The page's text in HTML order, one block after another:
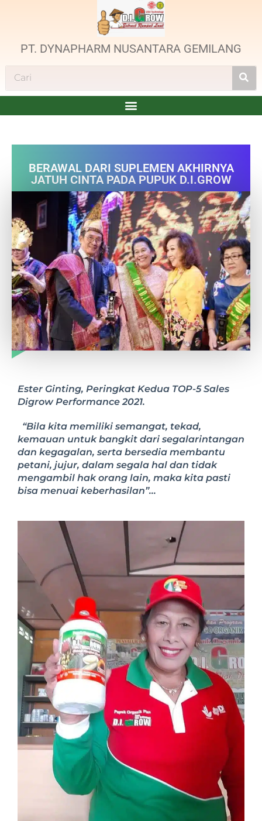
PT. DYNAPHARM NUSANTARA GEMILANG
BERAWAL DARI SUPLEMEN AKHIRNYA
JATUH CINTA PADA PUPUK D.I.GROW
Ester Ginting, Peringkat Kedua TOP-5 Sales
Digrow Performance 2021.
“Bila kita memiliki semangat, tekad,
kemauan untuk bangkit dari segalarintangan
dan kegagalan, serta bersedia membantu
petani, jujur, dalam segala hal dan tidak
mengambil hak orang lain, maka kita pasti
bisa menuai keberhasilan”…